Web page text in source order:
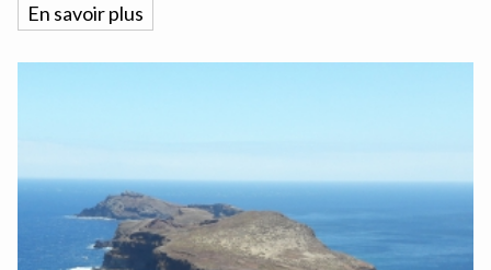
En savoir plus